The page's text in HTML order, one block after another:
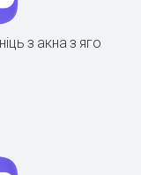
з акна з яго